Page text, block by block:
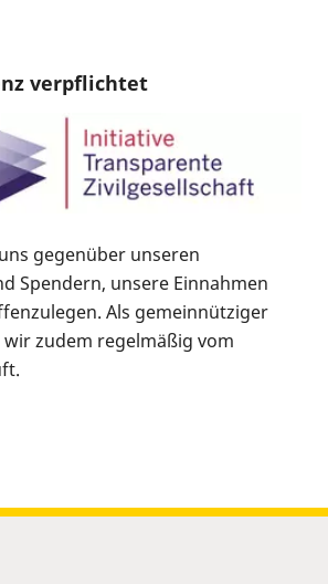
verpflichtet
gegenüber unseren
Spendern, unsere Einnahmen
Als gemeinnütziger
zudem regelmäßig vom